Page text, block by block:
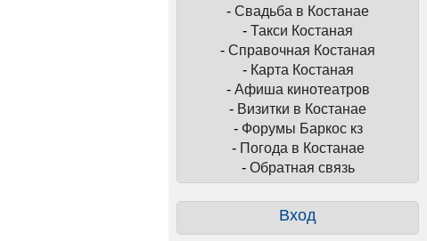
- Свадьба в Костанае
- Такси Костаная
- Справочная Костаная
- Карта Костаная
- Афиша кинотеатров
- Визитки в Костанае
- Форумы Баркос кз
- Погода в Костанае
- Обратная связь
Вход